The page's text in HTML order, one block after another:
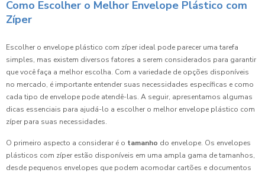
Como Escolher o Melhor Envelope Plástico com
Zíper
Escolher o envelope plástico com zíper ideal pode parecer uma tarefa
simples, mas existem diversos fatores a serem considerados para garantir
que você faça a melhor escolha. Com a variedade de opções disponíveis
no mercado, é importante entender suas necessidades específicas e como
cada tipo de envelope pode atendê-las. A seguir, apresentamos algumas
dicas essenciais para ajudá-lo a escolher o melhor envelope plástico com
zíper para suas necessidades.
O primeiro aspecto a considerar é o tamanho do envelope. Os envelopes
plásticos com zíper estão disponíveis em uma ampla gama de tamanhos,
desde pequenos envelopes que podem acomodar cartões e documentos